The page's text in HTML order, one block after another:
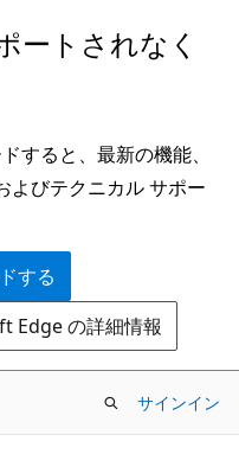
ートされなく
すると、最新の機能、
よびテクニカル サポー
する
Edge の詳細情報
サインイン